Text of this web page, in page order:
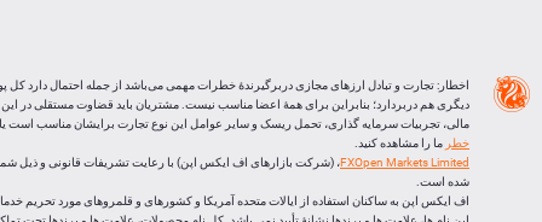
LTCUSD
45.507
45.603
96
03:23:24
XRPUSD
1.03145
1.03305
160
ETHUSD
1914.686
202
03:22:56
اخطار: تجارت و تبادل ارزهای مجازی دربرگیرندۀ خطرات مهمی می‌باشد از جمله احتمال دارد کل
دیگری هم دربردارد؛ بنابراین برای همۀ اعضا مناسب نیست. مشتریان باید قضاوت مستقلی در
مالی، تجربیات سرمایه گذاری، تحمل ریسک و سایر عوامل این نوع تجارت برایشان مناسب است یا
خطر ما را مشاهده کنید.
FXOpen Markets Limited
شده است.
اف ایکس اپن به ساکنان استفاده از ایالات متحده آمریکا و کشورهای و قلمروهای مورد تحریم